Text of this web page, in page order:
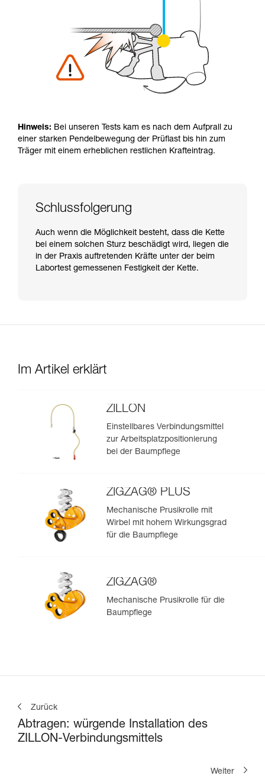
Hinweis: Bei unseren Tests kam es nach dem Aufprall zu
einer starken Pendelbewegung der Prüflast bis hin zum
Träger mit einem erheblichen restlichen Krafteintrag.
Schlussfolgerung
Auch wenn die Möglichkeit besteht, dass die Kette
bei einem solchen Sturz beschädigt wird, liegen die
in der Praxis auftretenden Kräfte unter der beim
Labortest gemessenen Festigkeit der Kette.
Im Artikel erklärt
ZILLON
Einstellbares Verbindungsmittel
zur Arbeitsplatzpositionierung
bei der Baumpflege
ZIGZAG® PLUS
Mechanische Prusikrolle mit
Wirbel mit hohem Wirkungsgrad
für die Baumpflege
ZIGZAG®
Mechanische Prusikrolle für die
Baumpflege
Zurück
Abtragen: würgende Installation des
ZILLON-Verbindungsmittels
Weiter